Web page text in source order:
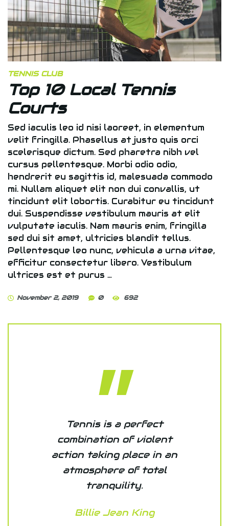
TENNIS CLUB
Top 10 Local Tennis
Courts
Sed iaculis leo id nisi laoreet, in elementum
velit fringilla. Phasellus at justo quis orci
scelerisque dictum. Sed pharetra nibh vel
cursus pellentesque. Morbi odio odio,
hendrerit eu sagittis id, malesuada commodo
mi. Nullam aliquet elit non dui convallis, ut
tincidunt elit lobortis. Curabitur eu tincidunt
dui. Suspendisse vestibulum mauris at elit
vulputate iaculis. Nam mauris enim, fringilla
sed dui sit amet, ultricies blandit tellus.
Pellentesque leo nunc, vehicula a urna vitae,
efficitur consectetur libero. Vestibulum
ultrices est et purus …
November 2, 2019 0 692
Tennis is a perfect
combination of violent
action taking place in an
atmosphere of total
tranquility.
Billie Jean King